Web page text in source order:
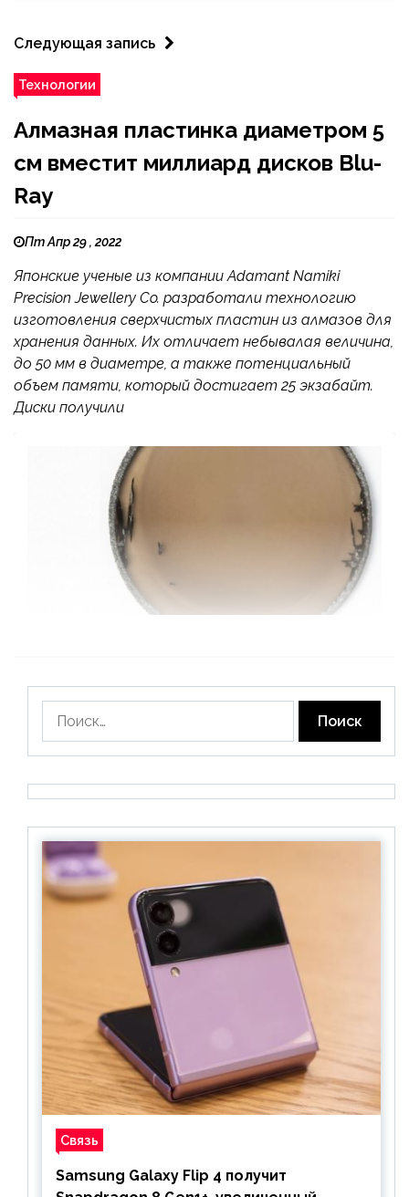
Следующая запись
Технологии
Алмазная пластинка диаметром 5
см вместит миллиард дисков Blu-
Ray
Пт Апр 29 , 2022
Японские ученые из компании Adamant Namiki
Precision Jewellery Co. разработали технологию
изготовления сверхчистых пластин из алмазов для
хранения данных. Их отличает небывалая величина,
до 50 мм в диаметре, а также потенциальный
объем памяти, который достигает 25 экзабайт.
Диски получили
Связь
Samsung Galaxy Flip 4 получит